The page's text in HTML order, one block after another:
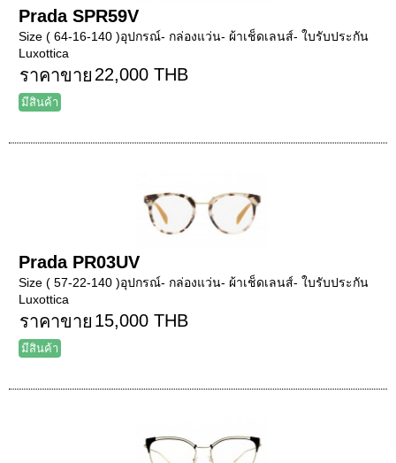
Prada SPR59V
Size ( 64-16-140 )อุปกรณ์- กล่องแว่น- ผ้าเช็ดเลนส์- ใบรับประกัน
Luxottica
ราคาขาย 22,000 THB
มีสินค้า
Prada PR03UV
Size ( 57-22-140 )อุปกรณ์- กล่องแว่น- ผ้าเช็ดเลนส์- ใบรับประกัน
Luxottica
ราคาขาย 15,000 THB
มีสินค้า